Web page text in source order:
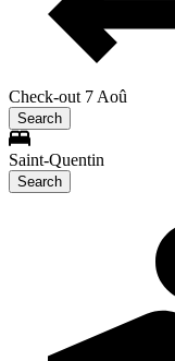
Check-out 7 Aoû
Search
Saint-Quentin
Search